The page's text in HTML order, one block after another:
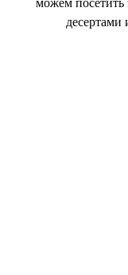
можем посетить